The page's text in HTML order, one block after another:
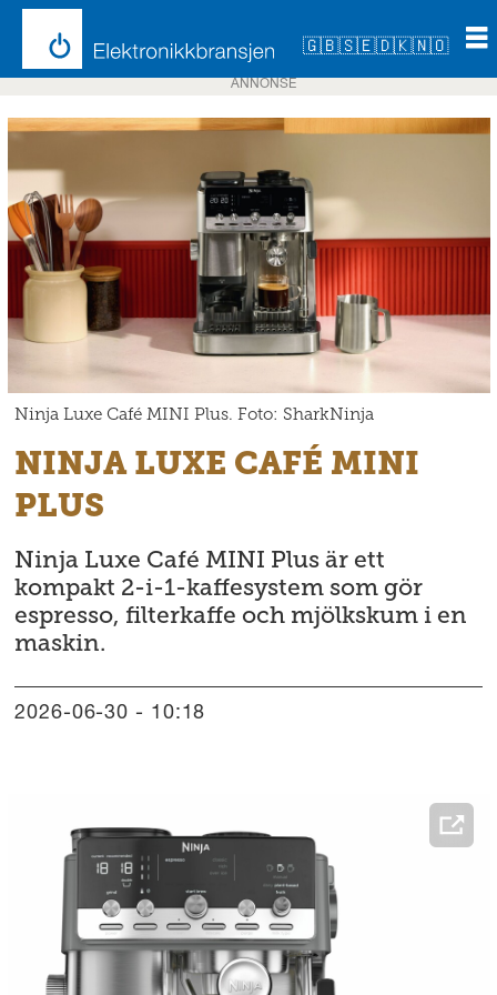
🇬🇧🇸🇪🇩🇰🇳🇴
ANNONSE
Ninja Luxe Café MINI Plus. Foto: SharkNinja
NINJA LUXE CAFÉ MINI
PLUS
Ninja Luxe Café MINI Plus är ett
kompakt 2-i-1-kaffesystem som gör
espresso, filterkaffe och mjölkskum i en
maskin.
2026-06-30 - 10:18